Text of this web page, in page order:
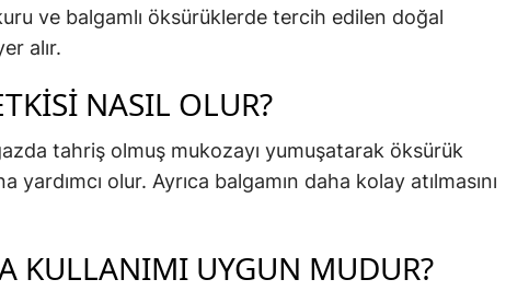
ve balgamlı öksürüklerde tercih edilen doğal
alır.
NASIL OLUR?
tahriş olmuş mukozayı yumuşatarak öksürük
yardımcı olur. Ayrıca balgamın daha kolay atılmasını
KULLANIMI UYGUN MUDUR?